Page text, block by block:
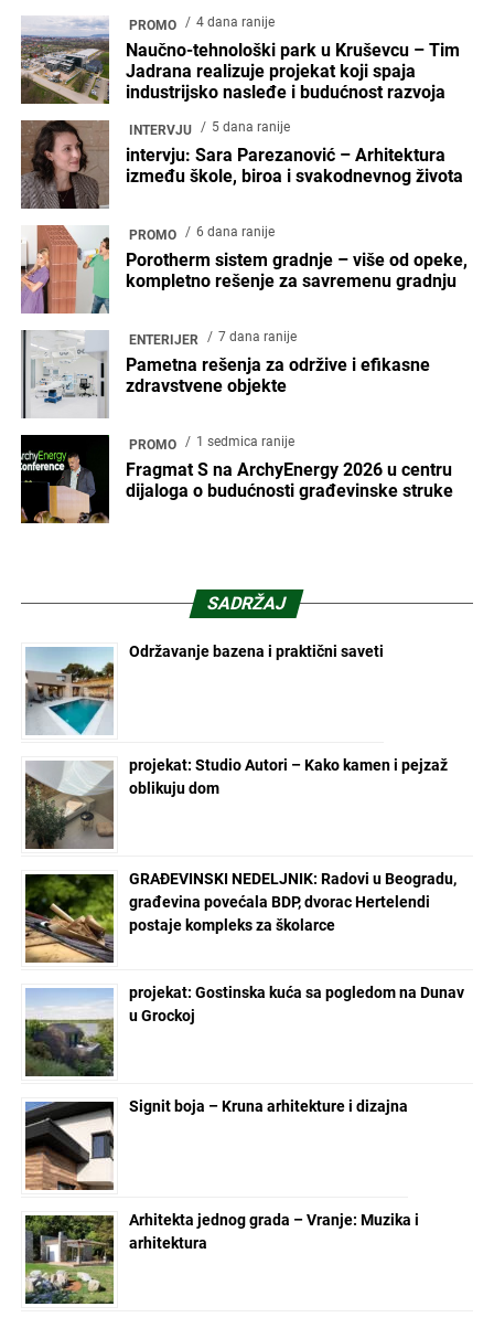
PROMO 4 dana ranije
Naučno-tehnološki park u Kruševcu – Tim
Jadrana realizuje projekat koji spaja
industrijsko nasleđe i budućnost razvoja
INTERVJU 5 dana ranije
intervju: Sara Parezanović – Arhitektura
između škole, biroa i svakodnevnog života
PROMO 6 dana ranije
Porotherm sistem gradnje – više od opeke,
kompletno rešenje za savremenu gradnju
ENTERIJER 7 dana ranije
Pametna rešenja za održive i efikasne
zdravstvene objekte
PROMO 1 sedmica ranije
Fragmat S na ArchyEnergy 2026 u centru
dijaloga o budućnosti građevinske struke
SADRŽAJ
Održavanje bazena i praktični saveti
projekat: Studio Autori – Kako kamen i pejzaž
oblikuju dom
GRAĐEVINSKI NEDELJNIK: Radovi u Beogradu,
građevina povećala BDP, dvorac Hertelendi
postaje kompleks za školarce
projekat: Gostinska kuća sa pogledom na Dunav
u Grockoj
Signit boja – Kruna arhitekture i dizajna
Arhitekta jednog grada – Vranje: Muzika i
arhitektura